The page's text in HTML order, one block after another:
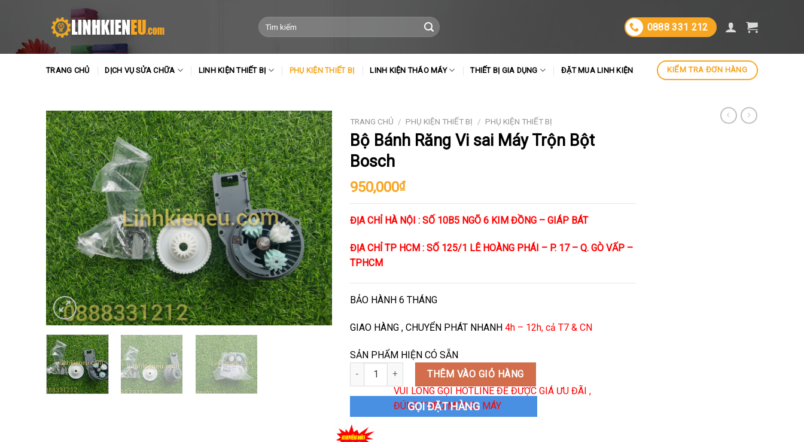
content
Tìm
kiếm:
0888 331 212
TRANG CHỦ DỊCH VỤ SỬA CHỮA LINH KIỆN THIẾT BỊ PHỤ KIỆN THIẾT BỊ LINH KIỆN THÁO MÁY THIẾT BỊ GIA DỤNG ĐẶT MUA LINH KIỆN KIỂM TRA ĐƠN HÀNG
TRANG CHỦ / PHỤ KIỆN THIẾT BỊ / PHỤ KIỆN THIẾT BỊ
Bộ Bánh Răng Vi sai Máy Trộn Bột
Bosch
950,000₫
ĐỊA CHỈ HÀ NỘI : SỐ 10B5 NGÕ 6 KIM ĐỒNG – GIÁP BÁT
ĐỊA CHỈ TP HCM : SỐ 125/1 LÊ HOÀNG PHÁI – P. 17 – Q. GÒ VẤP –
TPHCM
BẢO HÀNH 6 THÁNG
GIAO HÀNG , CHUYỂN PHÁT NHANH4h – 12h, cả T7 & CN
SẢN PHẨM HIỆN CÓ SẴN
Bộ Bánh Răng Vi sai Máy Trộn Bột Bosch số lượng
THÊM VÀO GIỎ HÀNG
GỌI ĐẶT HÀNG
VUI LÒNG GỌI HOTLINE ĐỂ ĐƯỢC GIÁ ƯU ĐÃI ,
ĐÚNG THEO MODEL MÁY